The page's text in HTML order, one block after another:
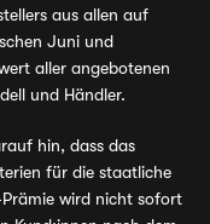
aus allen auf
Juni und
aller angebotenen
und Händler.
hin, dass das
für die staatliche
wird nicht sofort